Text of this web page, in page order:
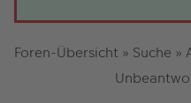
Foren-Übersicht » Suche »